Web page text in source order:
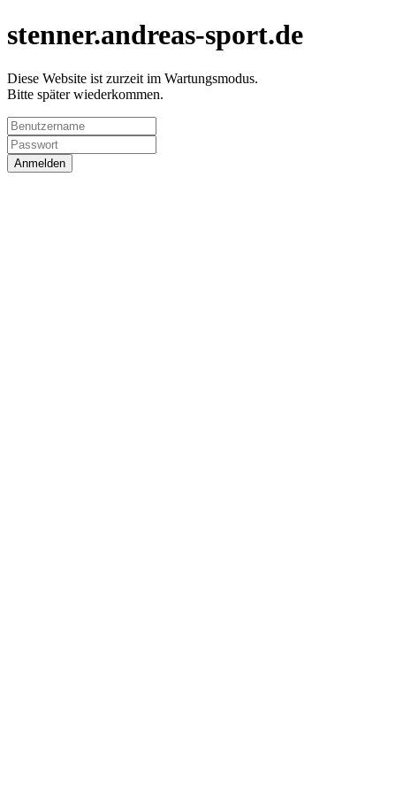
stenner.andreas-sport.de
Diese Website ist zurzeit im Wartungsmodus.
Bitte später wiederkommen.